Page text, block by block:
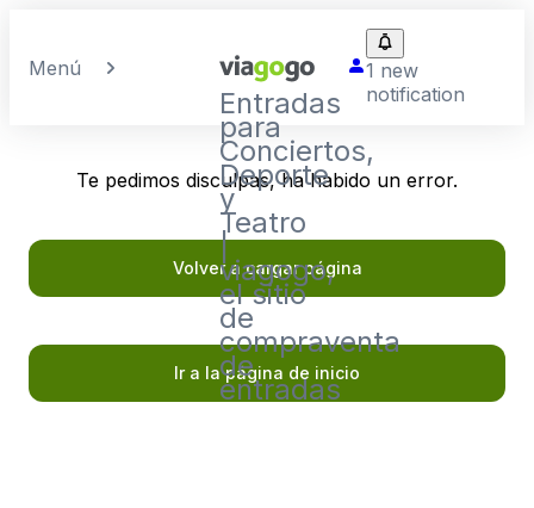
Menú
Entradas
para
Conciertos,
Deporte
y
Teatro
|
viagogo,
el sitio
de
compraventa
de
entradas
1 new
notification
Te pedimos disculpas, ha habido un error.
Volver a cargar página
Ir a la página de inicio